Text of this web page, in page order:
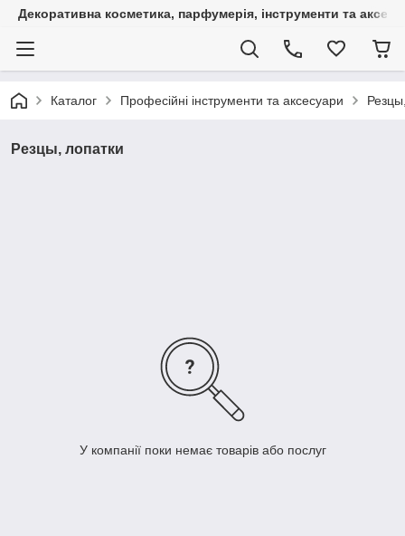
Декоративна косметика, парфумерія, інструменти та
Каталог Професійні інструменти та аксесуари
Резцы, лопатки
У компанії поки немає товарів або послуг